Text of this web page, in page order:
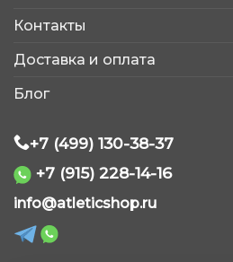
Контакты
Доставка и оплата
Блог
+7 (499) 130-38-37
+7 (915) 228-14-16
info@atleticshop.ru